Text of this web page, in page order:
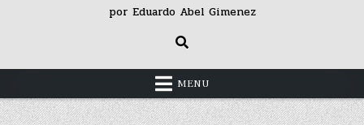
por Eduardo Abel Gimenez
MENU